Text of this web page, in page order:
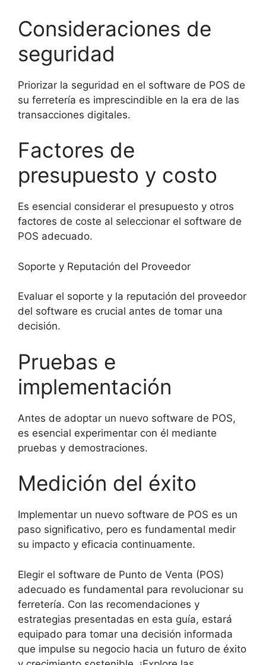
Consideraciones de
seguridad
Priorizar la seguridad en el software de POS de
su ferretería es imprescindible en la era de las
transacciones digitales.
Factores de
presupuesto y costo
Es esencial considerar el presupuesto y otros
factores de coste al seleccionar el software de
POS adecuado.
Soporte y Reputación del Proveedor
Evaluar el soporte y la reputación del proveedor
del software es crucial antes de tomar una
decisión.
Pruebas e
implementación
Antes de adoptar un nuevo software de POS,
es esencial experimentar con él mediante
pruebas y demostraciones.
Medición del éxito
Implementar un nuevo software de POS es un
paso significativo, pero es fundamental medir
su impacto y eficacia continuamente.
Elegir el software de Punto de Venta (POS)
adecuado es fundamental para revolucionar su
ferretería. Con las recomendaciones y
estrategias presentadas en esta guía, estará
equipado para tomar una decisión informada
que impulse su negocio hacia un futuro de éxito